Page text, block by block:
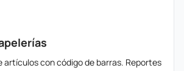
artículos con código de barras. Reportes